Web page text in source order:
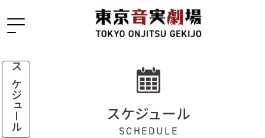
スケジュール スケジュール
SCHEDULE